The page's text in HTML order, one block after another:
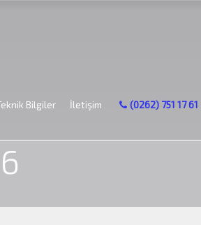
Bilgiler İletişim (0262) 751 17 61